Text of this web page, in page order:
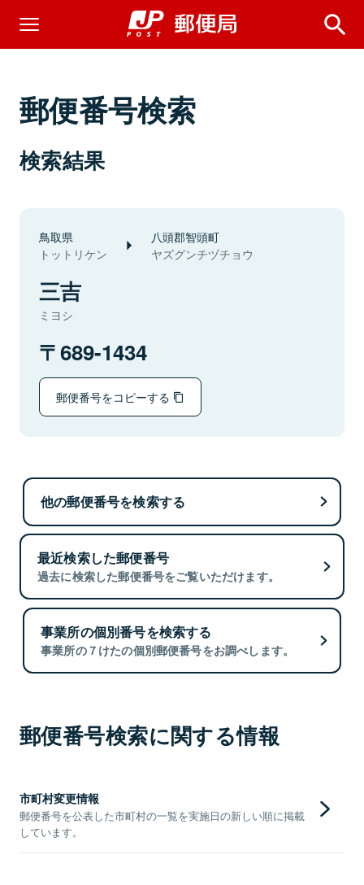
郵便番号検索
検索結果
鳥取県
トットリケン
八頭郡智頭町
ヤズグンチヅチョウ
三吉
ミヨシ
689-1434
郵便番号をコピーする
他の郵便番号を検索する
最近検索した郵便番号
過去に検索した郵便番号をご覧いただけます。
事業所の個別番号を検索する
事業所の７けたの個別郵便番号をお調べします。
郵便番号検索に関する情報
市町村変更情報
郵便番号を公表した市町村の一覧を実施日の新しい順に掲載
しています。